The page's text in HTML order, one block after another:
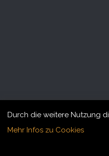
Durch die weitere Nutzung
Mehr Infos zu Cookies